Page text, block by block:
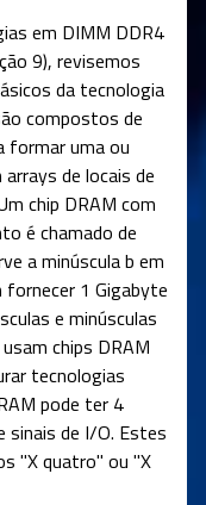
em DIMM DDR4
9), revisemos
da tecnologia
compostos de
formar uma ou
de locais de
chip DRAM com
é chamado de
a minúscula b em
fornecer 1 Gigabyte
e minúsculas
chips DRAM
tecnologias
pode ter 4
sinais de I/O. Estes
"X quatro" ou "X